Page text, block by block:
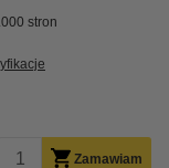
stron
Zamawiam